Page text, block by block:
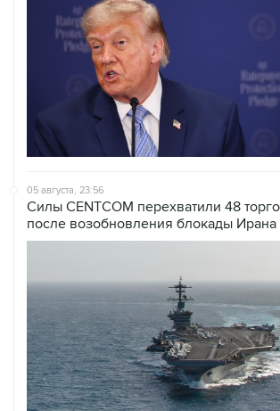
05 августа, 23:56
Силы CENTCOM перехватили 48
после возобновления блокады Ирана